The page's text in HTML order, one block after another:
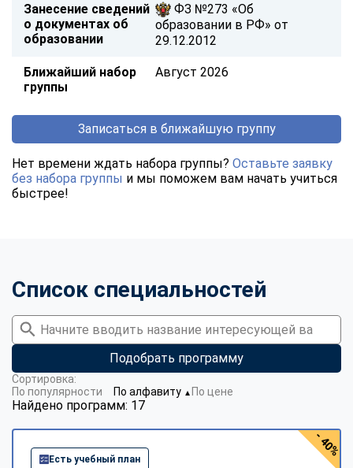
Занесение сведений
о документах об
образовании
ФЗ №273 «Об
образовании в РФ» от
29.12.2012
Ближайший набор
группы
Август 2026
Записаться в ближайшую группу
Нет времени ждать набора группы? Оставьте заявку
без набора группы и мы поможем вам начать учиться
быстрее!
Список специальностей
Подобрать программу
Найдено программ: 17
Сортировка:
По популярности
По алфавиту ▼ По цене
Есть учебный план
- 40%